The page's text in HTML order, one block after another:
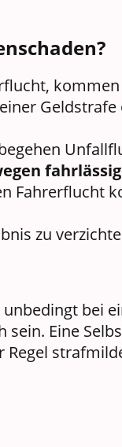
Fahrerflucht
zu
bei
Eine